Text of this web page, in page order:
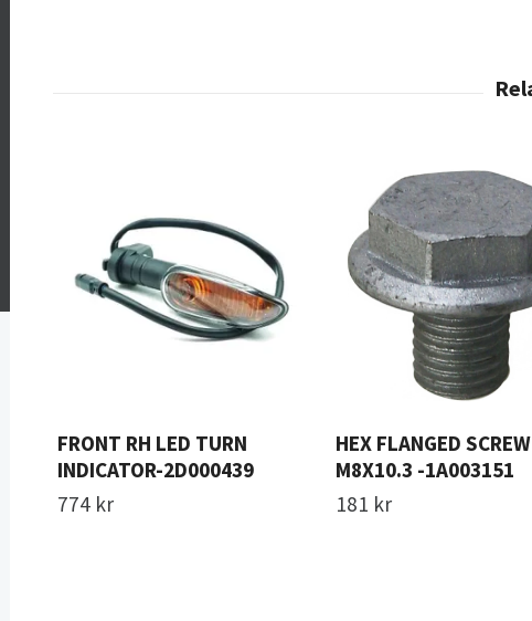
FRONT RH LED TURN
INDICATOR-2D000439
774 kr
HEX FLANGED SCREW
M8X10.3 -1A003151
181 kr